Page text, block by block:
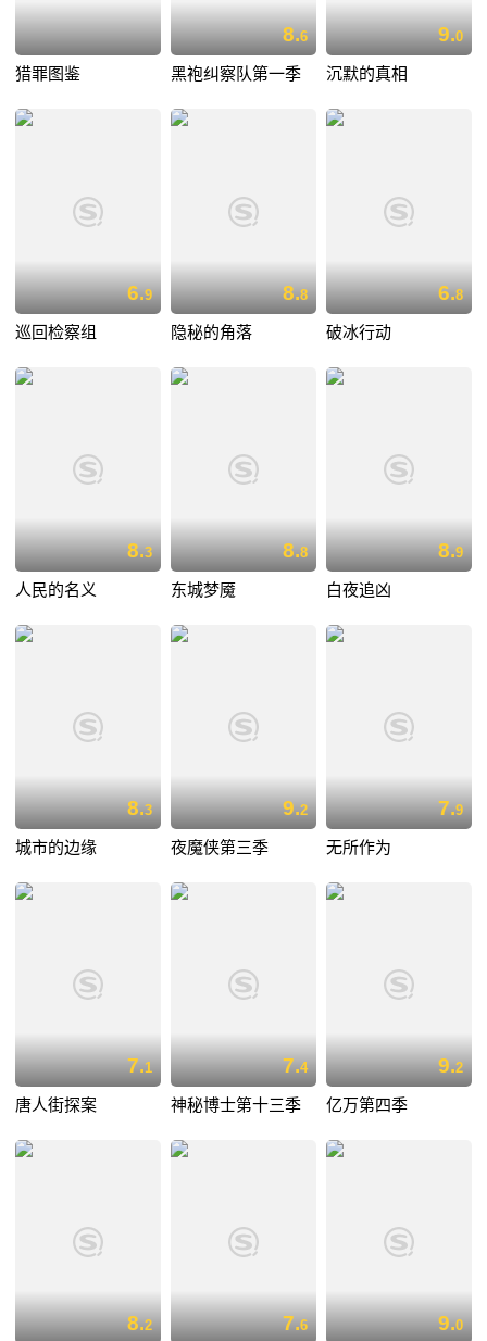
猎罪图鉴
8.6
黑袍纠察队第一季
9.0
沉默的真相
6.9
巡回检察组
8.8
隐秘的角落
6.8
破冰行动
8.3
人民的名义
8.8
东城梦魇
8.9
白夜追凶
8.3
城市的边缘
9.2
夜魔侠第三季
7.9
无所作为
7.1
唐人街探案
7.4
神秘博士第十三季
9.2
亿万第四季
8.2 7.6 9.0